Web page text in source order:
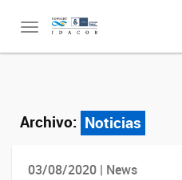
Toggle
Archivo: Noticias
03/08/2020 | News